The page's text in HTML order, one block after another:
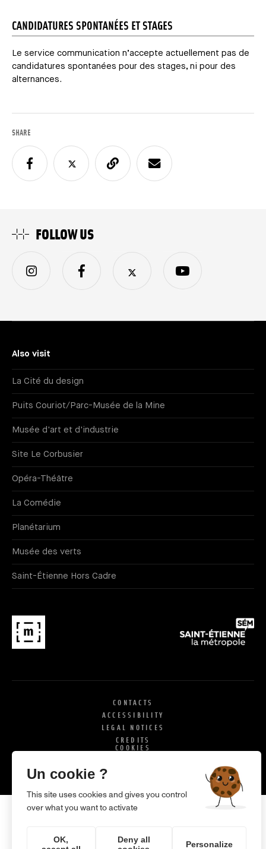
CANDIDATURES SPONTANÉES ET STAGES
Le service communication n’accepte actuellement pas de
candidatures spontanées pour des stages, ni pour des
alternances.
SHARE
Also visit
La Cité du design
Puits Couriot/Parc-Musée de la Mine
Musée d'art et d'industrie
Site Le Corbusier
Opéra-Théâtre
La Comédie
Planétarium
Musée des verts
Saint-Étienne Hors Cadre
FOLLOW US
CONTACTS
ACCESSIBILITY
LEGAL NOTICES
CREDITS
COOKIES
Un cookie ?
This site uses cookies and gives you control
over what you want to activate
OK,
Deny all
Personalize